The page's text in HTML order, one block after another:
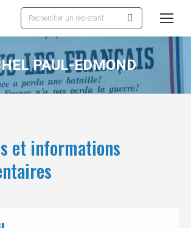
Recherche
:
PAUL-EDMOND
et informations